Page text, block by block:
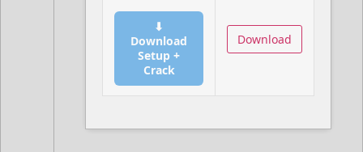
⬇
Download
Setup +
Crack
Download